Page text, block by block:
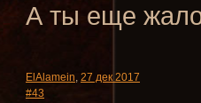
А ты еще
ElAlamein, 27 дек 2017
#43